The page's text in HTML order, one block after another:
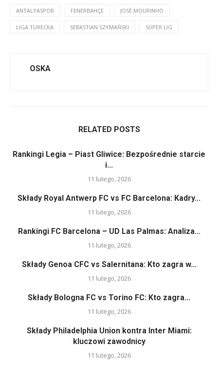
ANTALYASPOR FENERBAHÇE JOSÉ MOURINHO
LIGA TURECKA SEBASTIAN SZYMAŃSKI SÜPER LIG
OSKA
RELATED POSTS
Rankingi Legia – Piast Gliwice: Bezpośrednie starcie
i...
11 lutego, 2026
Składy Royal Antwerp FC vs FC Barcelona: Kadry...
11 lutego, 2026
Rankingi FC Barcelona – UD Las Palmas: Analiza...
11 lutego, 2026
Składy Genoa CFC vs Salernitana: Kto zagra w...
11 lutego, 2026
Składy Bologna FC vs Torino FC: Kto zagra...
11 lutego, 2026
Składy Philadelphia Union kontra Inter Miami:
kluczowi zawodnicy
11 lutego, 2026